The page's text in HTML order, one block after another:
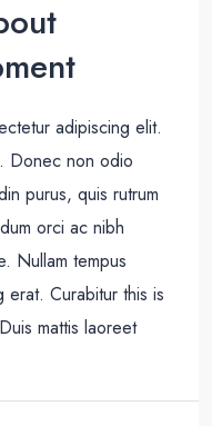
adipiscing elit.
Donec non odio
purus, quis rutrum
orci ac nibh
Nullam tempus
erat. Curabitur this is
mattis laoreet